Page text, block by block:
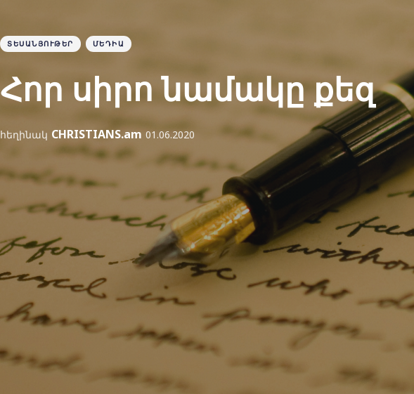
ՏԵՍԱՆՅՈՒԹԵՐ ՄԵԴԻԱ
Հոր սիրո նամակը քեզ
հեղինակ CHRISTIANS.am 01.06.2020